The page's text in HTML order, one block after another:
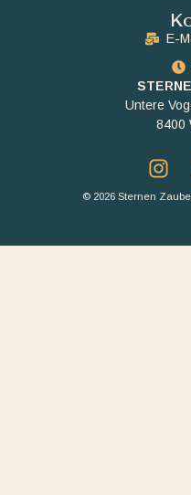
E-
Untere
8400
© 2026 Sternen